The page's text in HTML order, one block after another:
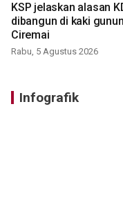
KSP jelaskan alasan
dibangun di kaki
Ciremai
Rabu, 5 Agustus 2026
Infografik